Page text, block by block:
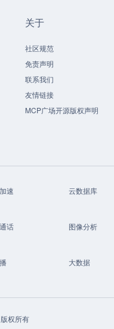
关于
社区规范
免责声明
联系我们
友情链接
MCP广场开源版权声明
速 云数据库
话 图像分析
大数据
权所有